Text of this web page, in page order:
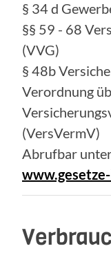
§ 34 d
§§ 59 - 68
(VVG)
§ 48b
Verordnung
(VersVermV)
Abrufbar